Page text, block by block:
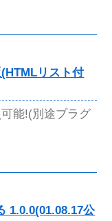
リスト付
能!(別途プラグ
1.0.0(01.08.17公